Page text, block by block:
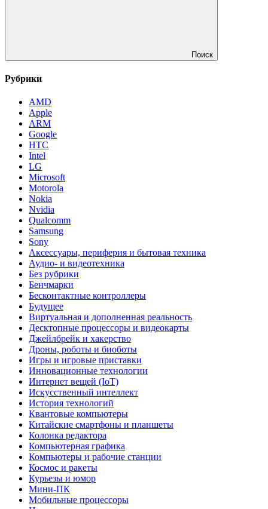
Поиск
Рубрики
AMD
Apple
ARM
Google
HTC
Intel
LG
Microsoft
Motorola
Nokia
Nvidia
Qualcomm
Samsung
Sony
Аксессуары, периферия и бытовая техника
Аудио- и видеотехника
Без рубрики
Бенчмарки
Бесконтактные контроллеры
Будущее
Виртуальная и дополненная реальность
Десктопные процессоры и видеокарты
Джейлбрейк и хакерство
Дроны, роботы и биоботы
Игры и игровые приставки
Инновационные технологии
Интернет вещей (IoT)
Искусственный интеллект
История технологий
Квантовые компьютеры
Китайские смартфоны и планшеты
Колонка редактора
Компьютерная графика
Компьютеры и рабочие станции
Космос и ракеты
Курьезы и юмор
Мини-ПК
Мобильные процессоры